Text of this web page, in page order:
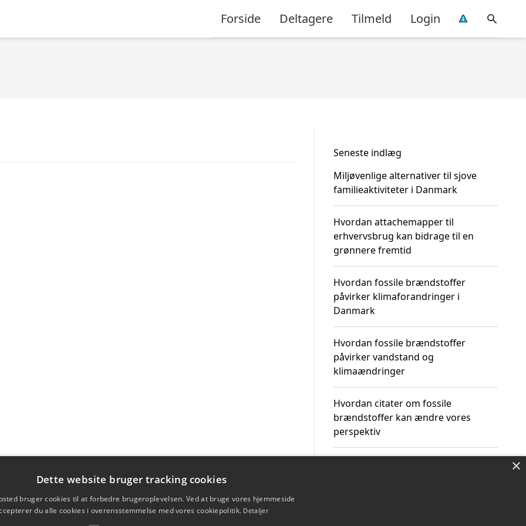
Forside Deltagere Tilmeld Login
Seneste indlæg
Miljøvenlige alternativer til sjove
familieaktiviteter i Danmark
Hvordan attachemapper til
erhvervsbrug kan bidrage til en
grønnere fremtid
Hvordan fossile brændstoffer
påvirker klimaforandringer i
Danmark
Hvordan fossile brændstoffer
påvirker vandstand og
klimaændringer
Hvordan citater om fossile
brændstoffer kan ændre vores
perspektiv
×
Dette website bruger tracking cookies
bruger cookies til at forbedre brugeroplevelsen. Ved at bruge vores hjemmeside
du alle cookies i overensstemmelse med vores cookiepolitik. Detaljer